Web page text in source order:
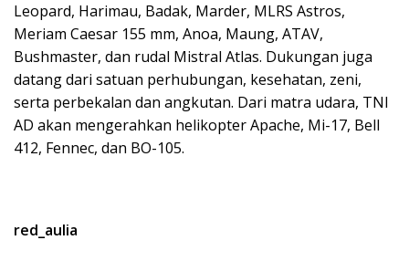
Leopard, Harimau, Badak, Marder, MLRS Astros,
Meriam Caesar 155 mm, Anoa, Maung, ATAV,
Bushmaster, dan rudal Mistral Atlas. Dukungan juga
datang dari satuan perhubungan, kesehatan, zeni,
serta perbekalan dan angkutan. Dari matra udara, TNI
AD akan mengerahkan helikopter Apache, Mi-17, Bell
412, Fennec, dan BO-105.
red_aulia